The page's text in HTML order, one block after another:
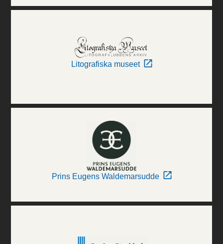
Litografiska museet
Prins Eugens Waldemarsudde